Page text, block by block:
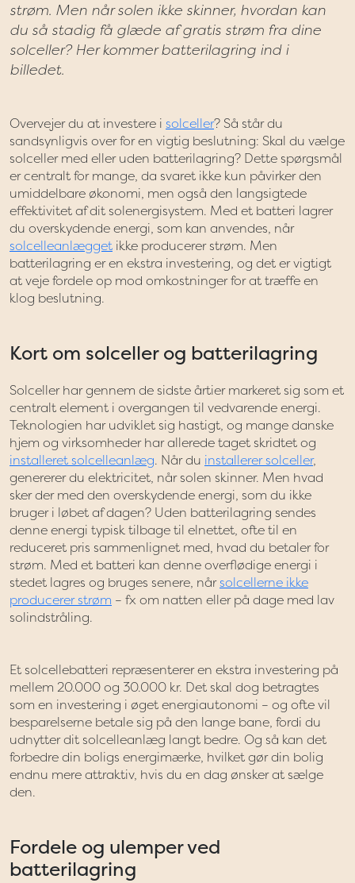
strøm. Men når solen ikke skinner, hvordan kan
du så stadig få glæde af gratis strøm fra dine
solceller? Her kommer batterilagring ind i
billedet.
Overvejer du at investere i solceller? Så står du
sandsynligvis over for en vigtig beslutning: Skal du vælge
solceller med eller uden batterilagring? Dette spørgsmål
er centralt for mange, da svaret ikke kun påvirker den
umiddelbare økonomi, men også den langsigtede
effektivitet af dit solenergisystem. Med et batteri lagrer
du overskydende energi, som kan anvendes, når
solcelleanlægget ikke producerer strøm. Men
batterilagring er en ekstra investering, og det er vigtigt
at veje fordele op mod omkostninger for at træffe en
klog beslutning.
Kort om solceller og batterilagring
Solceller har gennem de sidste årtier markeret sig som et
centralt element i overgangen til vedvarende energi.
Teknologien har udviklet sig hastigt, og mange danske
hjem og virksomheder har allerede taget skridtet og
installeret solcelleanlæg. Når du installerer solceller,
genererer du elektricitet, når solen skinner. Men hvad
sker der med den overskydende energi, som du ikke
bruger i løbet af dagen? Uden batterilagring sendes
denne energi typisk tilbage til elnettet, ofte til en
reduceret pris sammenlignet med, hvad du betaler for
strøm. Med et batteri kan denne overflødige energi i
stedet lagres og bruges senere, når solcellerne ikke
producerer strøm – fx om natten eller på dage med lav
solindstråling.
Et solcellebatteri repræsenterer en ekstra investering på
mellem 20.000 og 30.000 kr. Det skal dog betragtes
som en investering i øget energiautonomi – og ofte vil
besparelserne betale sig på den lange bane, fordi du
udnytter dit solcelleanlæg langt bedre. Og så kan det
forbedre din boligs energimærke, hvilket gør din bolig
endnu mere attraktiv, hvis du en dag ønsker at sælge
den.
Fordele og ulemper ved
batterilagring